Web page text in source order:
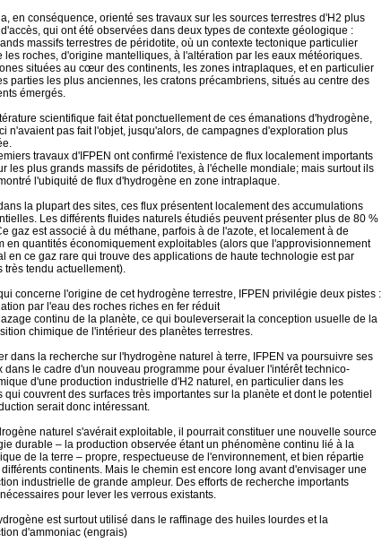
a, en conséquence, orienté ses travaux sur les sources terrestres d'H2 plus
qui ont été observées dans deux types de contexte géologique :
massifs terrestres de péridotite, où un contexte tectonique particulier
les roches, d'origine mantelliques, à l'altération par les eaux météoriques.
situées au cœur des continents, les zones intraplaques, et en particulier
parties les plus anciennes, les cratons précambriens, situés au centre des
émergés.
scientifique fait état ponctuellement de ces émanations d'hydrogène,
n'avaient pas fait l'objet, jusqu'alors, de campagnes d'exploration plus
travaux d'IFPEN ont confirmé l'existence de flux localement importants
les plus grands massifs de péridotites, à l'échelle mondiale; mais surtout ils
l'ubiquité de flux d'hydrogène en zone intraplaque.
la plupart des sites, ces flux présentent localement des accumulations
Les différents fluides naturels étudiés peuvent présenter plus de 80 %
gaz est associé à du méthane, parfois à de l'azote, et localement à de
en quantités économiquement exploitables (alors que l'approvisionnement
en ce gaz rare qui trouve des applications de haute technologie est par
très tendu actuellement).
concerne l'origine de cet hydrogène terrestre, IFPEN privilégie deux pistes :
par l'eau des roches riches en fer réduit
continu de la planète, ce qui bouleverserait la conception usuelle de la
chimique de l'intérieur des planètes terrestres.
dans la recherche sur l'hydrogène naturel à terre, IFPEN va poursuivre ses
dans le cadre d'un nouveau programme pour évaluer l'intérêt technico-
d'une production industrielle d'H2 naturel, en particulier dans les
qui couvrent des surfaces très importantes sur la planète et dont le potentiel
serait donc intéressant.
naturel s'avérait exploitable, il pourrait constituer une nouvelle source
durable – la production observée étant un phénomène continu lié à la
de la terre – propre, respectueuse de l'environnement, et bien répartie
continents. Mais le chemin est encore long avant d'envisager une
industrielle de grande ampleur. Des efforts de recherche importants
pour lever les verrous existants.
est surtout utilisé dans le raffinage des huiles lourdes et la
d'ammoniac (engrais)